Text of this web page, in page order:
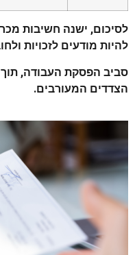
לסיכום, ישנה חשיבות
להיות מודעים לזכויות
סביב הפסקת העבודה, תוך
הצדדים המעורבים.